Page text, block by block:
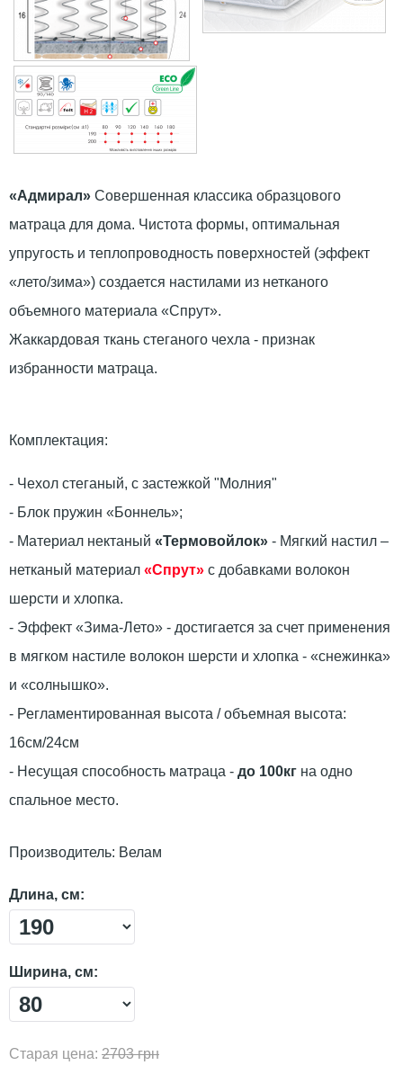
«Адмирал» Совершенная классика образцового
матраца для дома. Чистота формы, оптимальная
упругость и теплопроводность поверхностей (эффект
«лето/зима») создается настилами из нетканого
объемного материала «Спрут».
Жаккардовая ткань стеганого чехла - признак
избранности матраца.
Комплектация:
- Чехол стеганый, с застежкой "Молния"
- Блок пружин «Боннель»;
- Материал нектаный «Термовойлок» - Мягкий настил –
нетканый материал «Спрут» с добавками волокон
шерсти и хлопка.
- Эффект «Зима-Лето» - достигается за счет применения
в мягком настиле волокон шерсти и хлопка - «снежинка»
и «солнышко».
- Регламентированная высота / объемная высота:
16см/24см
- Несущая способность матраца - до 100кг на одно
спальное место.
Производитель: Велам
Длина, см:
Ширина, см:
Старая цена: 2703 грн